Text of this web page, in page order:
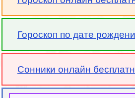
Гороскоп по дате
Сонники онлайн